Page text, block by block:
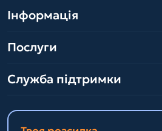
Інформація
Послуги
Служба підтримки